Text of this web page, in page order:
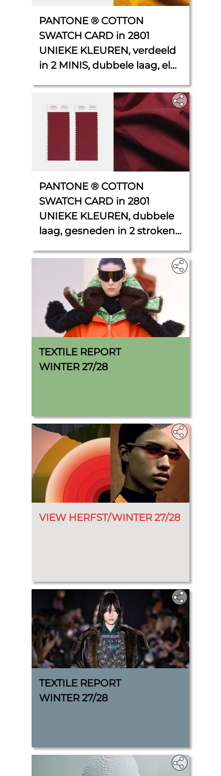
PANTONE ® COTTON
SWATCH CARD in 2801
UNIEKE KLEUREN, verdeeld
in 2 MINIS, dubbele laag, elk
PANTONE ® COTTON
SWATCH CARD in 2801
UNIEKE KLEUREN, dubbele
laag, gesneden in 2 stroken
TEXTILE REPORT
WINTER 27/28
VIEW HERFST/WINTER 27/28
TEXTILE REPORT
WINTER 27/28